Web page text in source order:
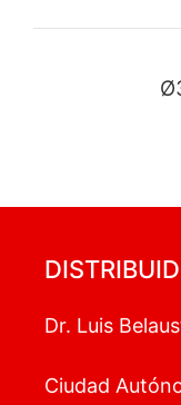
Ø30
Dr. Luis
Ciudad